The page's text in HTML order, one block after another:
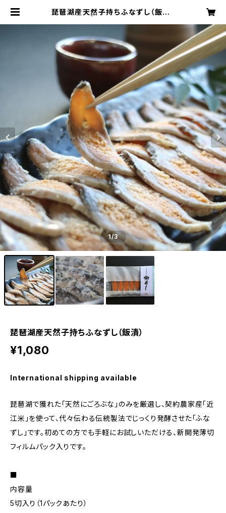
琵琶湖産天然子持ちふなずし（飯漬）
1/3
琵琶湖産天然子持ちふなずし（飯漬）
¥1,080
International shipping available
琵琶湖で獲れた「天然にごろぶな」のみを厳選し、契約農家産「近
江米」を使って、代々伝わる伝統製法でじっくり発酵させた「ふな
ずし」です。初めての方でも手軽にお試しいただける、新開発薄切
フィルムパック入りです。
■
内容量
5切入り（1パックあたり）